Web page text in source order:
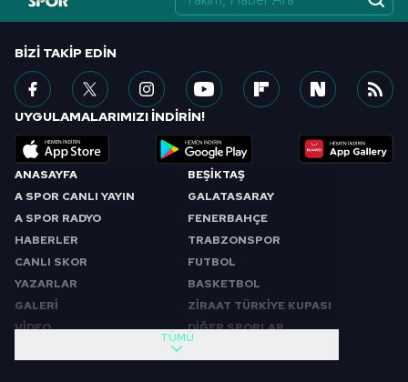
ANASAYFA
A SPOR CANLI YAYIN
A SPOR RADYO
HABERLER
CANLI SKOR
YAZARLAR
GALERİ
VİDEO
BEŞİKTAŞ
GALATASARAY
FENERBAHÇE
TRABZONSPOR
FUTBOL
BASKETBOL
ZİRAAT TÜRKİYE KUPASI
DİĞER SPORLAR
TÜMÜ
BIZI TAKIP EDIN
UYGULAMALARIMIZI İNDİRİN!